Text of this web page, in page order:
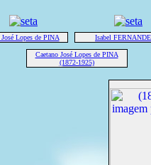
Lopes de PINA Isabel
Caetano José Lopes de PINA
(1872-1925)